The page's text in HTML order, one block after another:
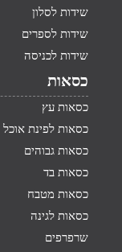
שידות לסלון
שידות לספרים
שידות לכניסה
כסאות
כסאות עץ
כסאות לפינת אוכל
כסאות גבוהים
כסאות בד
כסאות מטבח
כסאות לגינה
שרפרפים